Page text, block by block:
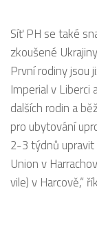
Síť PH se také
zkoušené
První rodiny jsou
Imperial v Liberci
dalších rodin a
pro ubytování
2-3 týdnů
Union v
vile) v Harcově,“